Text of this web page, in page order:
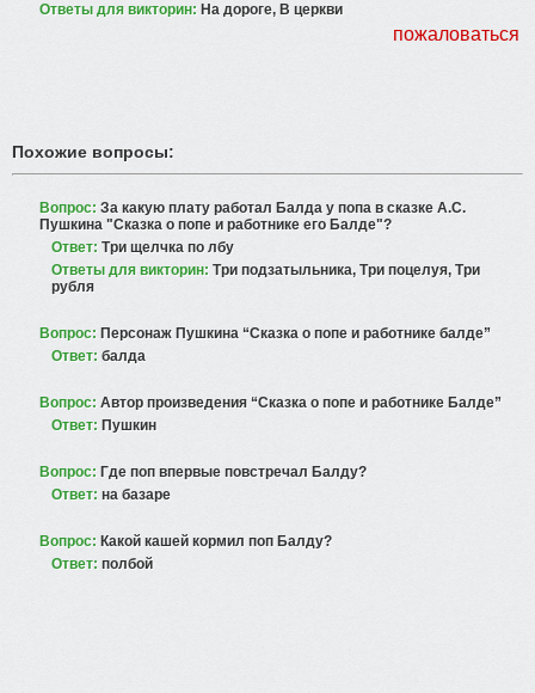
Ответы для викторин: На дороге, В церкви
пожаловаться
Похожие вопросы:
Вопрос: За какую плату работал Балда у попа в сказке А.С.
Пушкина "Сказка о попе и работнике его Балде"?
Ответ: Три щелчка по лбу
Ответы для викторин: Три подзатыльника, Три поцелуя, Три
рубля
Вопрос: Персонаж Пушкина “Сказка о попе и работнике балде”
Ответ: балда
Вопрос: Автор произведения “Сказка о попе и работнике Балде”
Ответ: Пушкин
Вопрос: Где поп впервые повстречал Балду?
Ответ: на базаре
Вопрос: Какой кашей кормил поп Балду?
Ответ: полбой